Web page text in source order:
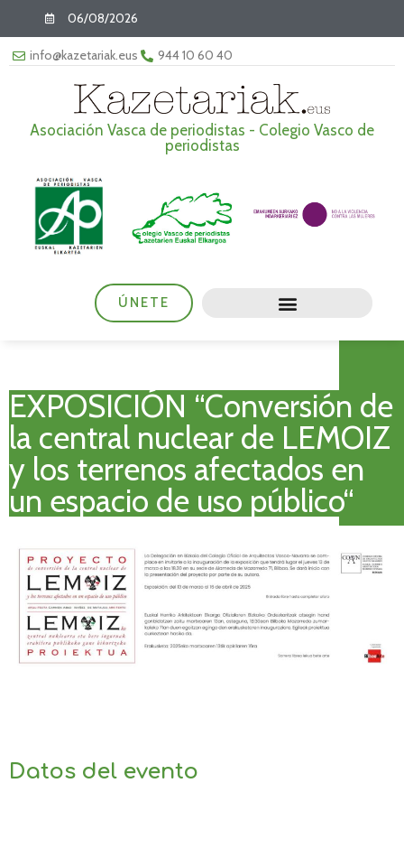
06/08/2026
info@kazetariak.eus 944 10 60 40
Asociación Vasca de periodistas - Colegio Vasco de
periodistas
ÚNETE
EXPOSICIÓN “Conversión de
la central nuclear de LEMOIZ
y los terrenos afectados en
un espacio de uso público“
Datos del evento